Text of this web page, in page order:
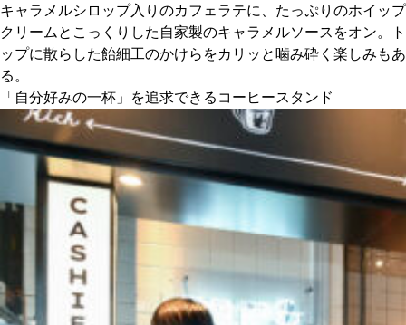
キャラメルシロップ入りのカフェラテに、たっぷりのホイップ
クリームとこっくりした自家製のキャラメルソースをオン。ト
ップに散らした飴細工のかけらをカリッと噛み砕く楽しみもあ
る。
「自分好みの一杯」を追求できるコーヒースタンド